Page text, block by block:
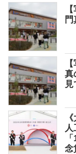
真
念